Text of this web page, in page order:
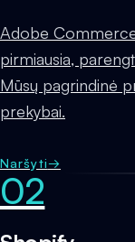
Adobe
pirmiausia,
Mūsų pagrindinė
prekybai.
Naršyti→
02